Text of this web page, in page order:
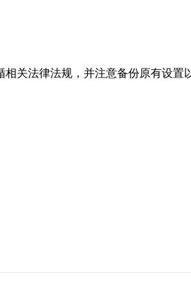
关法律法规，并注意备份原有设置